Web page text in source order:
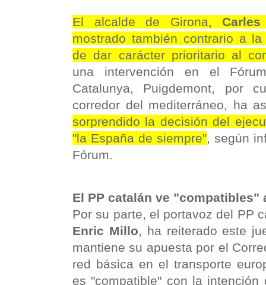
El alcalde de Girona,
mostrado también contrario a
de dar carácter prioritario al
una intervención en el
Catalunya, Puigdemont, por
corredor del mediterráneo, ha
sorprendido la decisión del
"la España de siempre", según
Fórum.
El PP catalán ve "compatibles"
Por su parte, el portavoz del PP
Enric Millo, ha reiterado este
mantiene su apuesta por el
red básica en el transporte
es "compatible" con la intención